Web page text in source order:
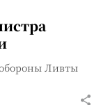
Ливты